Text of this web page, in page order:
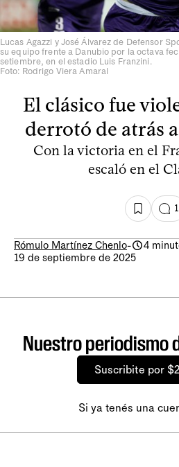
Lucas Agazzi y José Álvarez de Defensor
su equipo frente a Danubio por la octava
setiembre, en el estadio Luis Franzini.
Foto: Rodrigo Viera Amaral
El clásico fue
derrotó de atrás
Con la victoria en el
escaló en el
1
Rómulo Martínez Chenlo-
4
19 de septiembre de 2025
Nuestro periodismo
Suscribite por
Si ya tenés una